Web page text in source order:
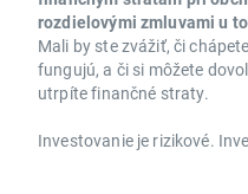
rozdielovými zmluvami u
Mali by ste zvážiť, či
fungujú, a či si môžete
utrpíte finančné straty.
Investovanie je rizikové.